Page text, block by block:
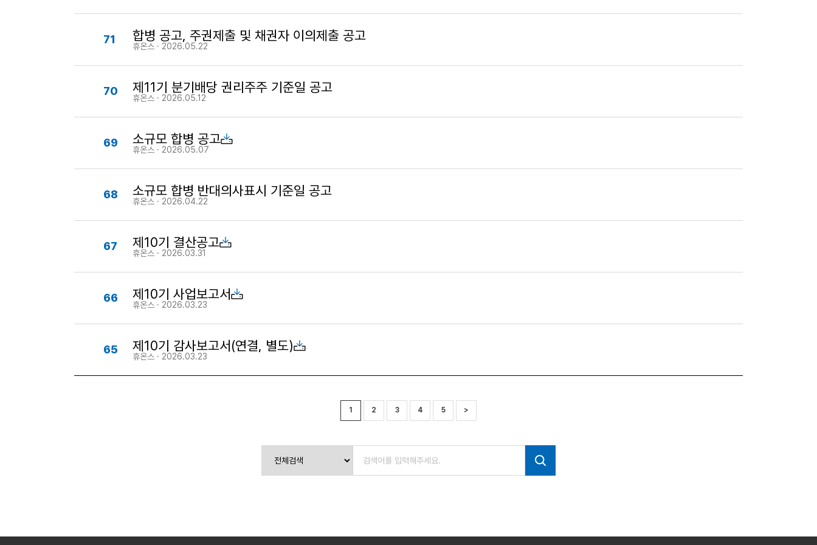
71 합병 공고, 주권제출 및 채권자 이의제출 공고
휴온스 · 2026.05.22
70 제11기 분기배당 권리주주 기준일 공고
휴온스 · 2026.05.12
69 소규모 합병 공고
휴온스 · 2026.05.07
68 소규모 합병 반대의사표시 기준일 공고
휴온스 · 2026.04.22
67 제10기 결산공고
휴온스 · 2026.03.31
66 제10기 사업보고서
휴온스 · 2026.03.23
65 제10기 감사보고서(연결, 별도)
휴온스 · 2026.03.23
1 2 3 4 5 >